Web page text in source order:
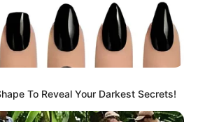
To Reveal Your Darkest Secrets!